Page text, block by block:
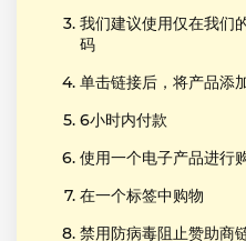
我们建议使用仅在我们
码
单击链接后，将产品添
6小时内付款
使用一个电子产品进行
在一个标签中购物
禁用防病毒阻止赞助商